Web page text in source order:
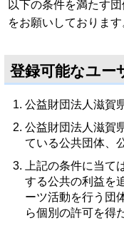
以下の条件を満たす
をお願いしておりま
登録可能なユー
公益財団法人滋賀
公益財団法人滋賀
ている公共団体、
上記の条件に当て
する公共の利益を
ーツ活動を行う団
ら個別の許可を得